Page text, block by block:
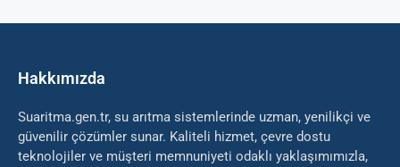
Hakkımızda
Suaritma.gen.tr, su arıtma sistemlerinde uzman, yenilikçi ve
güvenilir çözümler sunar. Kaliteli hizmet, çevre dostu
teknolojiler ve müşteri memnuniyeti odaklı yaklaşımımızla,